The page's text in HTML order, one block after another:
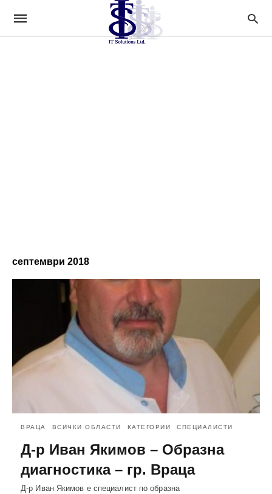
септември 2018
ВРАЦА ВСИЧКИ ОБЛАСТИ КАТЕГОРИИ СПЕЦИАЛИСТИ
Д-р Иван Якимов – Образна
диагностика – гр. Враца
Д-р Иван Якимов е специалист по образна